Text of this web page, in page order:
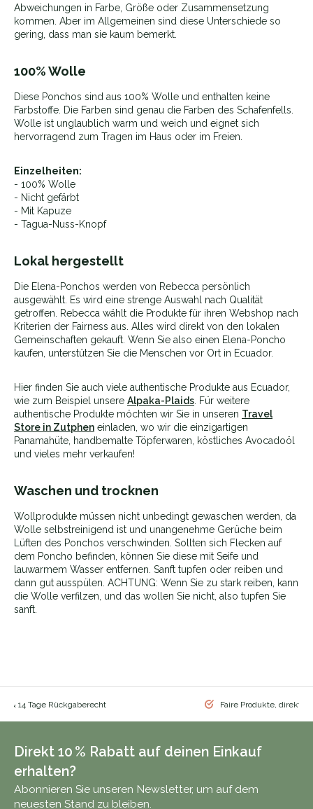
Abweichungen in Farbe, Größe oder Zusammensetzung
kommen. Aber im Allgemeinen sind diese Unterschiede so
gering, dass man sie kaum bemerkt.
100% Wolle
Diese Ponchos sind aus 100% Wolle und enthalten keine
Farbstoffe. Die Farben sind genau die Farben des Schafenfells.
Wolle ist unglaublich warm und weich und eignet sich
hervorragend zum Tragen im Haus oder im Freien.
Einzelheiten:
- 100% Wolle
- Nicht gefärbt
- Mit Kapuze
- Tagua-Nuss-Knopf
Lokal hergestellt
Die Elena-Ponchos werden von Rebecca persönlich
ausgewählt. Es wird eine strenge Auswahl nach Qualität
getroffen. Rebecca wählt die Produkte für ihren Webshop nach
Kriterien der Fairness aus. Alles wird direkt von den lokalen
Gemeinschaften gekauft. Wenn Sie also einen Elena-Poncho
kaufen, unterstützen Sie die Menschen vor Ort in Ecuador.
Hier finden Sie auch viele authentische Produkte aus Ecuador,
wie zum Beispiel unsere Alpaka-Plaids . Für weitere
authentische Produkte möchten wir Sie in unseren Travel
Store in Zutphen einladen, wo wir die einzigartigen
Panamahüte, handbemalte Töpferwaren, köstliches Avocadoöl
und vieles mehr verkaufen!
Waschen und trocknen
Wollprodukte müssen nicht unbedingt gewaschen werden, da
Wolle selbstreinigend ist und unangenehme Gerüche beim
Lüften des Ponchos verschwinden. Sollten sich Flecken auf
dem Poncho befinden, können Sie diese mit Seife und
lauwarmem Wasser entfernen. Sanft tupfen oder reiben und
dann gut ausspülen. ACHTUNG: Wenn Sie zu stark reiben, kann
die Wolle verfilzen, und das wollen Sie nicht, also tupfen Sie
sanft.
& 14 Tage Rückgaberecht Faire Produkte, direkt
Direkt 10 % Rabatt auf deinen Einkauf
erhalten?
Abonnieren Sie unseren Newsletter, um auf dem
neuesten Stand zu bleiben.